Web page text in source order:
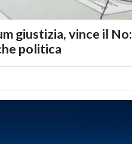
giustizia, vince il No:
politica